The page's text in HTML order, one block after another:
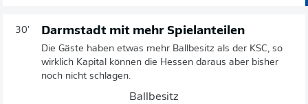
30' Darmstadt mit mehr Spielanteilen
Die Gäste haben etwas mehr Ballbesitz als der KSC, so
wirklich Kapital können die Hessen daraus aber bisher
noch nicht schlagen.
Ballbesitz